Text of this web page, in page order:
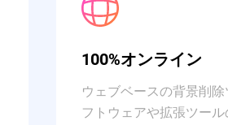
100%オンライン
ウェブベースの背景削
フトウェアや拡張ツー